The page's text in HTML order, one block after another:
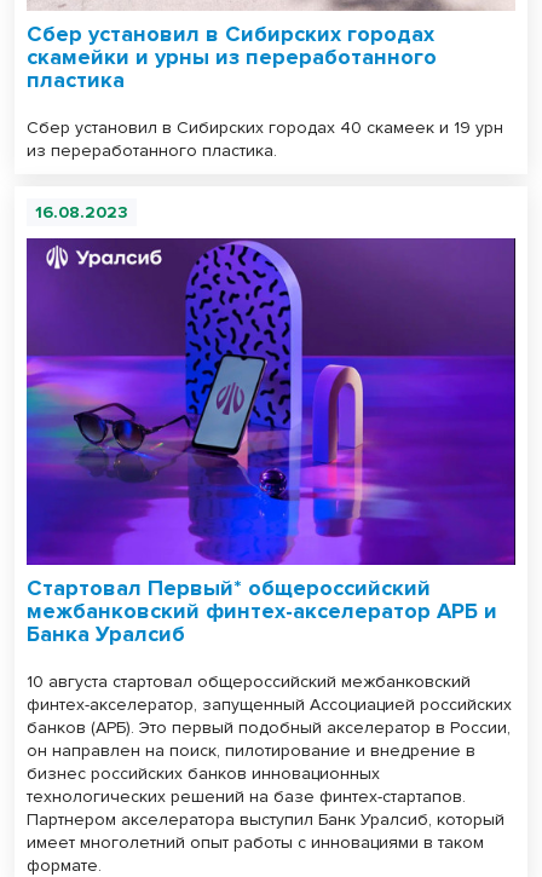
Сбер установил в Сибирских городах
скамейки и урны из переработанного
пластика
Сбер установил в Сибирских городах 40 скамеек и 19 урн
из переработанного пластика.
16.08.2023
Стартовал Первый* общероссийский
межбанковский финтех-акселератор АРБ и
Банка Уралсиб
10 августа стартовал общероссийский межбанковский
финтех-акселератор, запущенный Ассоциацией российских
банков (АРБ). Это первый подобный акселератор в России,
он направлен на поиск, пилотирование и внедрение в
бизнес российских банков инновационных
технологических решений на базе финтех-стартапов.
Партнером акселератора выступил Банк Уралсиб, который
имеет многолетний опыт работы с инновациями в таком
формате.